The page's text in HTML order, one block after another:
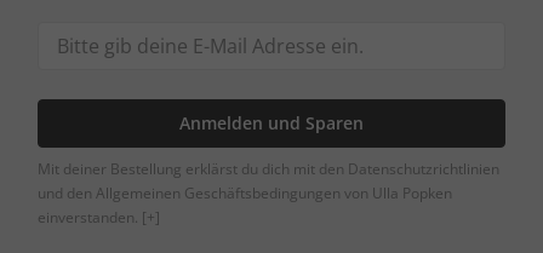
Anmelden und Sparen
Mit deiner Bestellung erklärst du dich mit den Datenschutzrichtlinien
und den Allgemeinen Geschäftsbedingungen von Ulla Popken
einverstanden. [+]